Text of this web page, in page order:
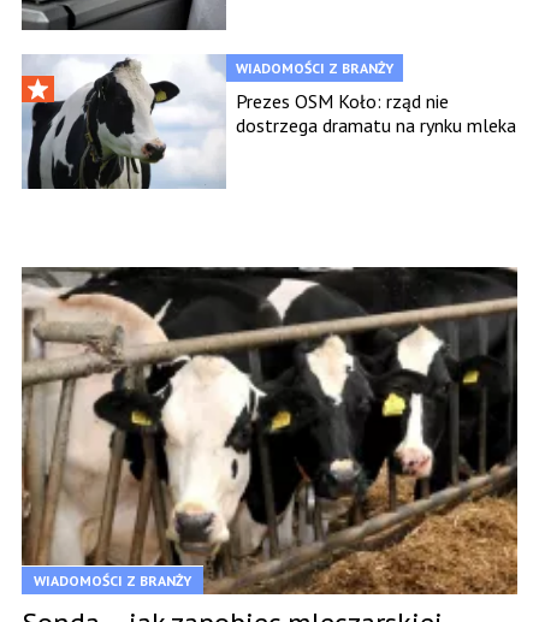
WIADOMOŚCI Z BRANŻY
Prezes OSM Koło: rząd nie
dostrzega dramatu na rynku mleka
WIADOMOŚCI Z BRANŻY